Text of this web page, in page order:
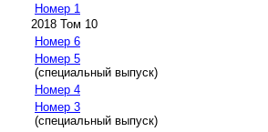
Номер 1
2018 Том 10
Номер 6
Номер 5
(специальный выпуск)
Номер 4
Номер 3
(специальный выпуск)